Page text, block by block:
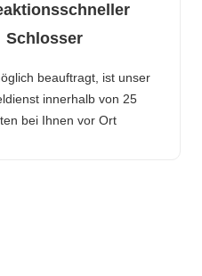
Schlosser
beauftragt, ist unser
innerhalb von 25
bei Ihnen vor Ort